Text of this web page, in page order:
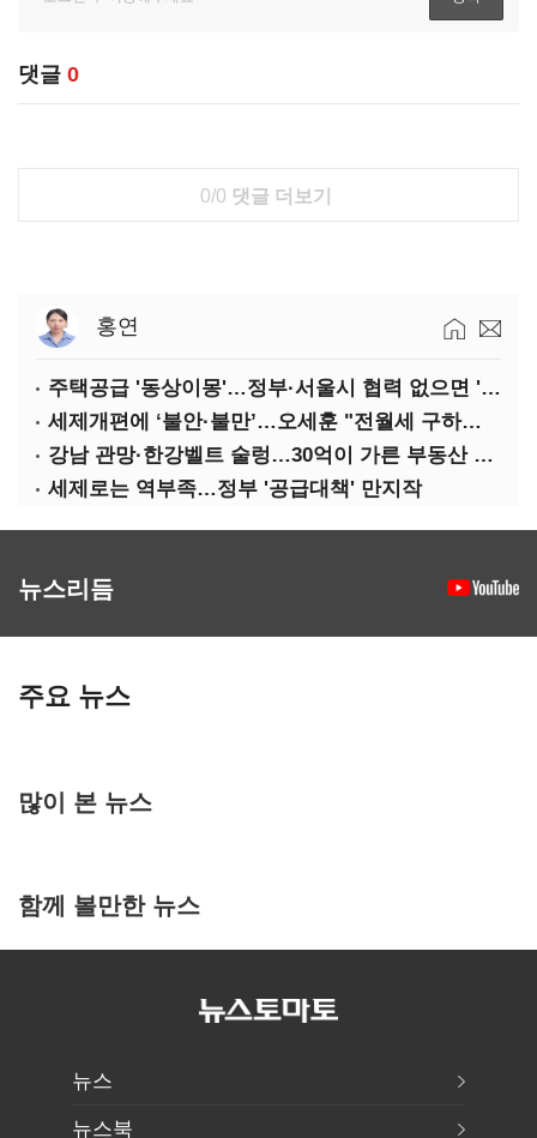
댓글 0
0/0 댓글 더보기
홍연
주택공급 '동상이몽'…정부·서울시 협력 없으면 '공수표'
세제개편에 ‘불안·불만’…오세훈 "전월세 구하기 더 힘들어질 것"
강남 관망·한강벨트 술렁…30억이 가른 부동산 민심
세제로는 역부족…정부 '공급대책' 만지작
뉴스리듬
주요 뉴스
많이 본 뉴스
함께 볼만한 뉴스
뉴스
뉴스북